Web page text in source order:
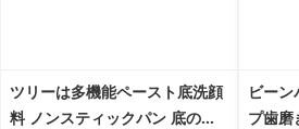
ツリーは多機能ペースト底洗顔
料 ノンスティックパン 底の黒
ビーン
プ歯磨